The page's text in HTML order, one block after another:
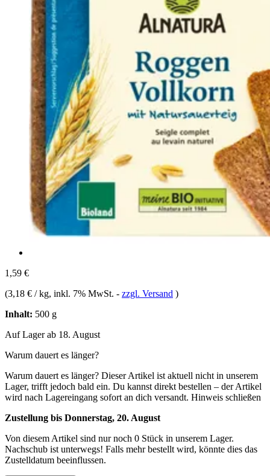
1,59 €
(3,18 € / kg, inkl. 7% MwSt. - zzgl. Versand )
Inhalt: 500 g
Auf Lager ab 18. August
Warum dauert es länger?
Warum dauert es länger? Dieser Artikel ist aktuell nicht in unserem
Lager, trifft jedoch bald ein. Du kannst direkt bestellen – der Artikel
wird nach Lagereingang sofort an dich versandt. Hinweis schließen
Zustellung bis Donnerstag, 20. August
Von diesem Artikel sind nur noch 0 Stück in unserem Lager.
Nachschub ist unterwegs! Falls mehr bestellt wird, könnte dies das
Zustelldatum beeinflussen.